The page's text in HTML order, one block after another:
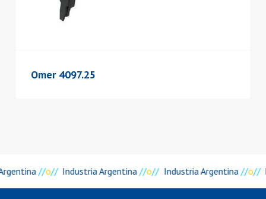
Omer 4097.25
//o// Industria Argentina//o// Industria Argentina//o//